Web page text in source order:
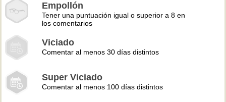
Empollón
Tener una puntuación igual o superior a 8 en
los comentarios
Viciado
Comentar al menos 30 días distintos
Super Viciado
Comentar al menos 100 días distintos